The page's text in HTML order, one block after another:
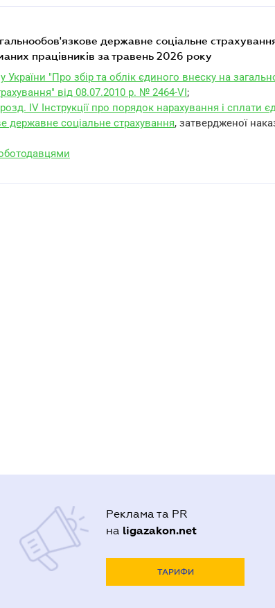
працівників за травень 2026 року
України "Про збір та облік єдиного внеску на
від 08.07.2010 р. № 2464-VI;
IV Інструкції про порядок нарахування і сплати
державне соціальне страхування, затвердженої
Реклама та PR
на ligazakon.net
ТАРИФИ